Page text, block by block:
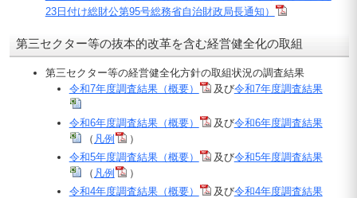
23日付け総財公第95号総務省自治財政局長通知）
第三セクター等の抜本的改革を含む経営健全化の取組
第三セクター等の経営健全化方針の取組状況の調査結果
令和7年度調査結果（概要）
及び令和7年度調査結果
令和6年度調査結果（概要） 及び令和6年度調査結果
（ 凡例
）
令和5年度調査結果（概要）
及び令和5年度調査結果
（ 凡例
）
令和4年度調査結果（概要）
及び令和4年度調査結果